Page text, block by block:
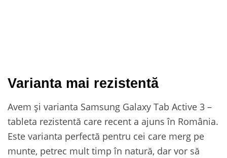
Varianta mai rezistentă
Avem și varianta Samsung Galaxy Tab Active 3 –
tableta rezistentă care recent a ajuns în România.
Este varianta perfectă pentru cei care merg pe
munte, petrec mult timp în natură, dar vor să